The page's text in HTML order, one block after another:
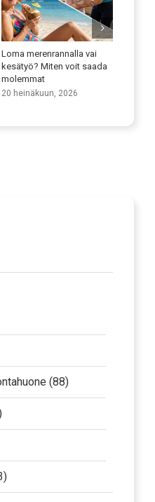
Paranna kielitaitoasi
9 heinäkuun, 2026
(88)